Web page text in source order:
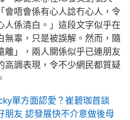
會唔會係有心人諗冇心人，令
人係清白。」這段文字似乎在
無辜，只是被誤解。然而，隨
離」，兩人關係似乎已連朋友
高調表現，令不少網民都質疑
單方面認愛？崔碧珈首談
朋友 認發展快不介意做後母